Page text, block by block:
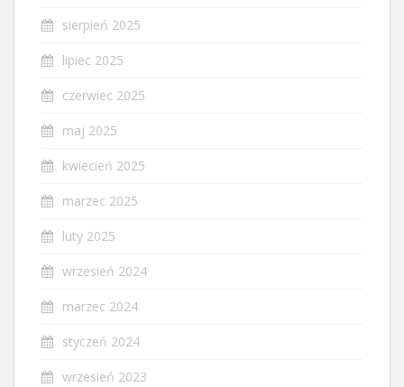
sierpień 2025
lipiec 2025
czerwiec 2025
maj 2025
kwiecień 2025
marzec 2025
luty 2025
wrzesień 2024
marzec 2024
styczeń 2024
wrzesień 2023